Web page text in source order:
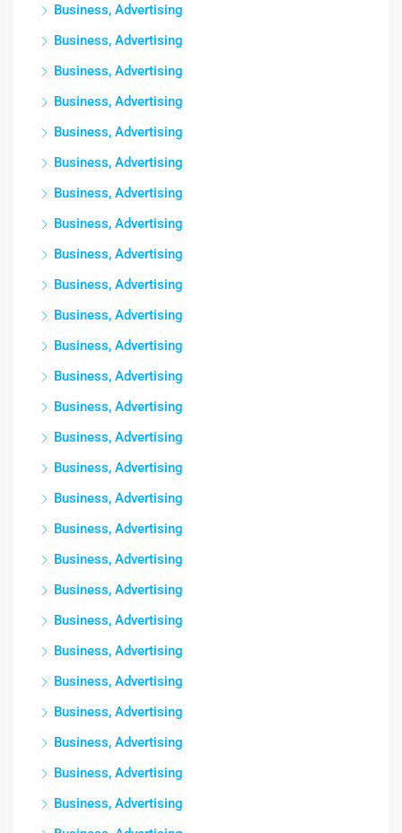
Business, Advertising
Business, Advertising
Business, Advertising
Business, Advertising
Business, Advertising
Business, Advertising
Business, Advertising
Business, Advertising
Business, Advertising
Business, Advertising
Business, Advertising
Business, Advertising
Business, Advertising
Business, Advertising
Business, Advertising
Business, Advertising
Business, Advertising
Business, Advertising
Business, Advertising
Business, Advertising
Business, Advertising
Business, Advertising
Business, Advertising
Business, Advertising
Business, Advertising
Business, Advertising
Business, Advertising